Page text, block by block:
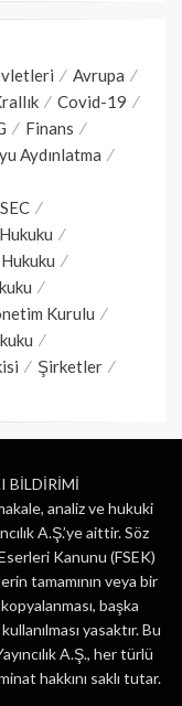
Avrupa
Covid-19
Finans
Aydınlatma
SEC
Kurulu
Şirketler
BİLDİRİMİ
analiz ve hukuki
A.Ş.’ye aittir. Söz
Kanunu (FSEK)
tamamının veya bir
kopyalanması, başka
yasaktır. Bu
A.Ş., her türlü
hakkını saklı tutar.